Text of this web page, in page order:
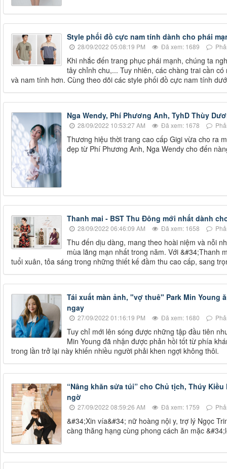
Style phối đồ cực nam tính dành cho phái
28/09/2022 05:08:19 PM Đã xem: 1689
Khi nhắc đến trang phục phái mạnh, chúng ta
tây chỉnh chu,... Tuy nhiên, các chàng trai cần
và nam tính hơn. Cùng theo dõi các style phối đồ cực nam tính
Nga Wendy, Phí Phương Anh, TyhD Thùy
28/09/2022 10:53:27 AM Đã xem: 1678
Thương hiệu thời trang cao cấp Gigi vừa cho ra
đẹp từ Phí Phương Anh, Nga Wendy cho đến
Thanh mai - BST Thu Đông mới nhất dành
28/09/2022 06:46:09 AM Đã xem: 1658
Thu đến dịu dàng, mang theo hoài niệm và nỗi
mùa lãng mạn nhất trong năm. Với &#34;Thanh
tuổi xuân, tỏa sáng trong những thiết kế đầm thu cao cấp, sang
Tái xuất màn ảnh, "vợ thuê" Park Min Young
ngay
27/09/2022 01:16:19 PM Đã xem: 1680
Tuy chỉ mới lên sóng được những tập đầu tiên
Min Young đã nhận được phản hồi tốt từ phía
trong lần trở lại này khiến nhiều người phải khen ngợi không thôi.
“Nâng khăn sửa túi” cho Chủ tịch, Thúy
ngờ
27/09/2022 08:59:26 AM Đã xem: 1759
&#34;Xin vía&#34; nữ hoàng nội y, trợ lý Ngọc
càng thăng hạng cùng phong cách ăn mặc